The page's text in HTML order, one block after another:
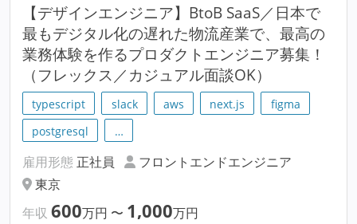
【デザインエンジニア】BtoB SaaS／日本で
最もデジタル化の遅れた物流産業で、最高の
業務体験を作るプロダクトエンジニア募集！
（フレックス／カジュアル面談OK）
typescript slack aws next.js
figma
postgresql
…
雇用形態 正社員
フロントエンドエンジニア
東京
年収 600万円 〜 1,000万円